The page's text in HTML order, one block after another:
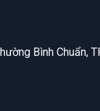
Bình Chuẩn,